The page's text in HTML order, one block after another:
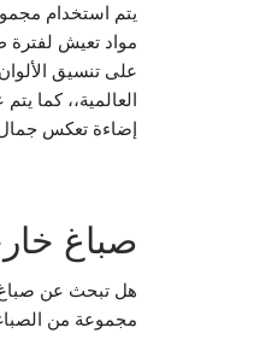
يتم استخدام
مواد تعيش لفترة
على تنسيق
العالمية،، كما
إضاءة تعكس جمال
صباغ
هل تبحث عن صباغ
مجموعة من